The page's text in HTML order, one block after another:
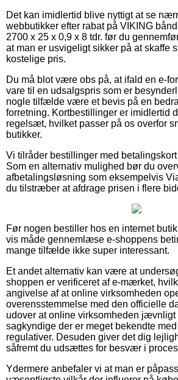
Det kan imidlertid blive nyttigt at se
webbutikker efter rabat på VIKING
2700 x 25 x 0,9 x 8 tdr. før du
at man er usvigeligt sikker på at skaffe
kostelige pris.
Du må blot være obs på, at ifald en e-
vare til en udsalgspris som er
nogle tilfælde være et bevis på en
forretning. Kortbestillinger er imidlertid
regelsæt, hvilket passer på os overfor
butikker.
Vi tilråder bestillinger med
Som en alternativ mulighed bør du
afbetalingsløsning som eksempelvis
du tilstræber at afdrage prisen i flere
Før nogen bestiller hos en internet
vis måde gennemlæse e-shoppens
mange tilfælde ikke super interessant.
Et andet alternativ kan være at
shoppen er verificeret af e-mærket,
angivelse af at online virksomheden
overensstemmelse med den officielle
udover at online virksomheden jævnligt
sagkyndige der er meget bekendte
regulativer. Desuden giver det dig
såfremt du udsættes for besvær i
Ydermere anbefaler vi at man er